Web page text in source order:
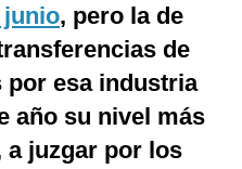
junio, pero la de
de
por esa industria
año su nivel más
a juzgar por los